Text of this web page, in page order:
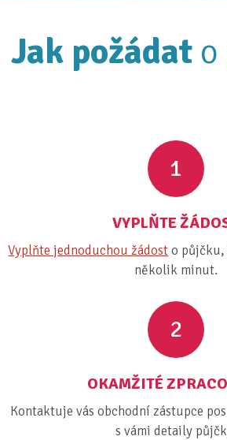
Jak požádat
1
VYPLŇTE
Vyplňte jednoduchou žádosto půjčku,
několik minut.
2
OKAMŽITÉ
Kontaktuje vás obchodní zástupce
s vámi detaily